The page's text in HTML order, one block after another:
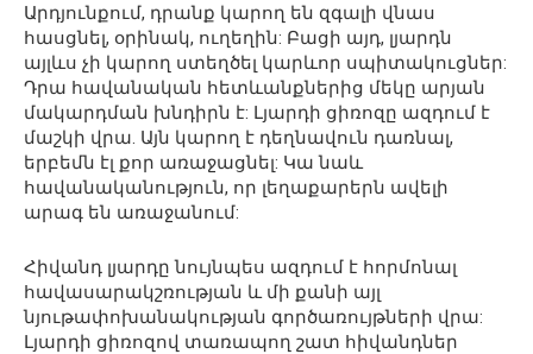
Արդյունքում, դրանք կարող են զգալի վնաս
հասցնել, օրինակ, ուղեղին: Բացի այդ, լյարդն
այլևս չի կարող ստեղծել կարևոր սպիտակուցներ:
Դրա հավանական հետևանքներից մեկը արյան
մակարդման խնդիրն է: Լյարդի ցիռոզը ազդում է
մաշկի վրա. Այն կարող է դեղնավուն դառնալ,
երբեմն էլ քոր առաջացնել: Կա նաև
հավանականություն, որ լեղաքարերն ավելի
արագ են առաջանում:
Հիվանդ լյարդը նույնպես ազդում է հորմոնալ
հավասարակշռության և մի քանի այլ
նյութափոխանակության գործառույթների վրա:
Լյարդի ցիռոզով տառապող շատ հիվանդներ